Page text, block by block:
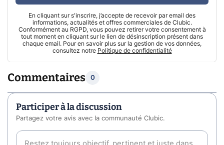
En cliquant sur s'inscrire, j’accepte de recevoir par email des
informations, actualités et offres commerciales de Clubic.
Conformément au RGPD, vous pouvez retirer votre consentement à
tout moment en cliquant sur le lien de désinscription présent dans
chaque email. Pour en savoir plus sur la gestion de vos données,
consultez notre Politique de confidentialité
Commentaires 0
Participer à la discussion
Partagez votre avis avec la communauté Clubic.